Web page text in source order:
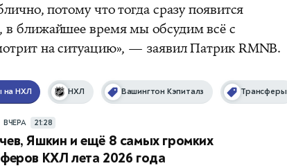
потому что тогда сразу появится
ближайшее время мы обсудим всё с
на ситуацию», — заявил Патрик RMNB.
на НХЛ НХЛ Вашингтон Кэпиталз Трансферы
ВЧЕРА 21:28
Яшкин и ещё 8 самых громких
КХЛ лета 2026 года